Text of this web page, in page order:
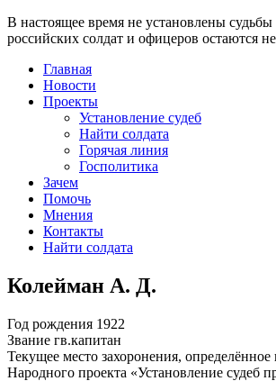
В настоящее время не установлены
российских солдат и офицеров остаются
Главная
Новости
Проекты
Установление судеб
Найти солдата
Горячая линия
Госполитика
Зачем
Помочь
Мнения
Контакты
Найти солдата
Колейман А. Д.
Год рождения 1922
Звание гв.капитан
Текущее место захоронения, определённое
Народного проекта «Установление судеб